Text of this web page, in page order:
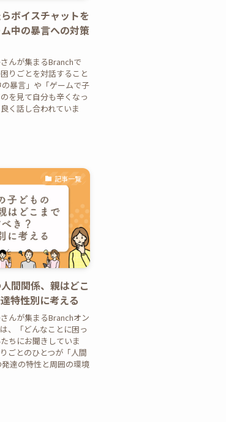
ボイスチャットを
中の暴言への対策
んが集まるBranchで
りごとを対話すること
暴言」や「ゲームで子
を見て自分も辛くなっ
く話し合われていま
記事一覧
間関係、親はどこ
特性別に考える
んが集まるBranchオン
、「どんなことに困っ
ちにお聞きしていま
ごとのひとつが「人間
達の特性と周囲の環境